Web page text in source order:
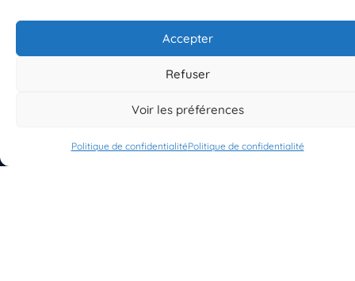
Accepter
Refuser
Voir les préférences
Politique de confidentialitéPolitique de confidentialité
PLANÈTE MER